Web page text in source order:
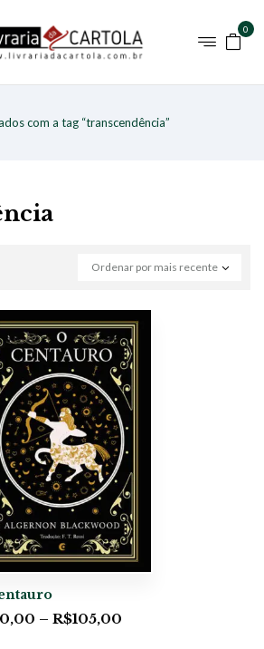
0
com a tag “transcendência”
Ordenar por mais recente
– R$105,00